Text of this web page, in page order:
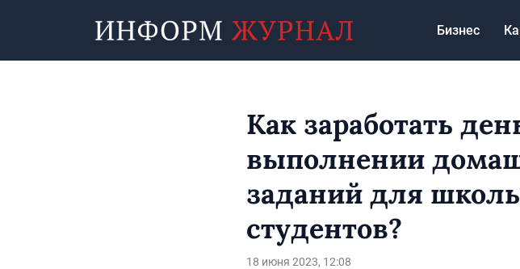
Бизнес
Как заработать
выполнении
заданий для
студентов?
18 июня 2023, 12:08